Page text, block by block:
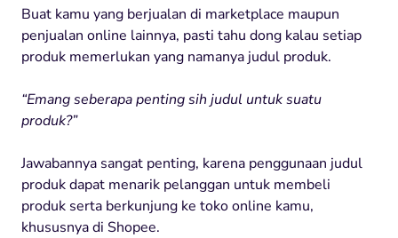
Buat kamu yang berjualan di marketplace maupun
penjualan online lainnya, pasti tahu dong kalau setiap
produk memerlukan yang namanya judul produk.
“Emang seberapa penting sih judul untuk suatu
produk?”
Jawabannya sangat penting, karena penggunaan judul
produk dapat menarik pelanggan untuk membeli
produk serta berkunjung ke toko online kamu,
khususnya di Shopee.